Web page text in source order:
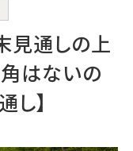
見通しの上
はないの
し】